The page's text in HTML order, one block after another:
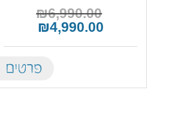
₪6,990.00
₪4,990.00
Details